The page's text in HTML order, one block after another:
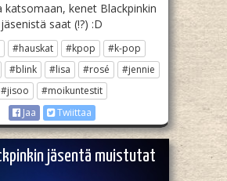
katsomaan, kenet Blackpinkin
jäsenistä saat (!?) :D
#hauskat #kpop
#k-pop
#blink #lisa #rosé
#jennie
#jisoo
#moikuntestit
Jaa
Twiittaa
jäsentä muistutat